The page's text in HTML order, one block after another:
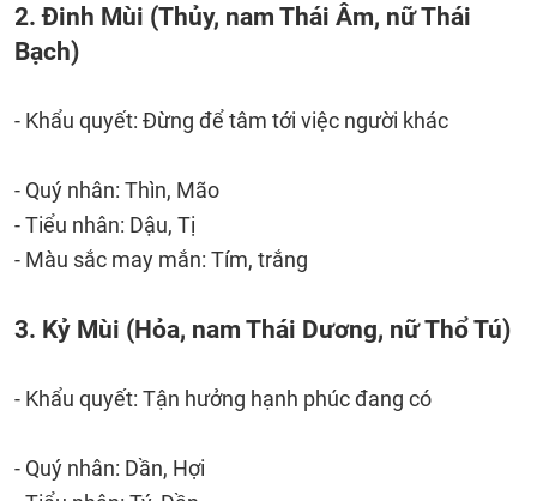
2. Đinh Mùi (Thủy, nam Thái Âm, nữ Thái
Bạch)
- Khẩu quyết: Đừng để tâm tới việc người khác
- Quý nhân: Thìn, Mão
- Tiểu nhân: Dậu, Tị
- Màu sắc may mắn: Tím, trắng
3. Kỷ Mùi (Hỏa, nam Thái Dương, nữ Thổ Tú)
- Khẩu quyết: Tận hưởng hạnh phúc đang có
- Quý nhân: Dần, Hợi